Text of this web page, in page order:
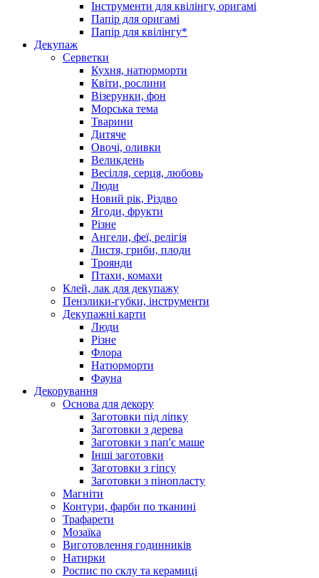
Інструменти для квілінгу, оригамі
Папір для оригамі
Папір для квілінгу*
Декупаж
Серветки
Кухня, натюрморти
Квіти, рослини
Візерунки, фон
Морська тема
Тварини
Дитяче
Овочі, оливки
Великдень
Весілля, серця, любовь
Люди
Новий рік, Різдво
Ягоди, фрукти
Різне
Ангели, феї, релігія
Листя, гриби, плоди
Троянди
Птахи, комахи
Клей, лак для декупажу
Пензлики-губки, інструменти
Декупажні карти
Люди
Різне
Флора
Натюрморти
Фауна
Декорування
Основа для декору
Заготовки під ліпку
Заготовки з дерева
Заготовки з пап'є маше
Інші заготовки
Заготовки з гіпсу
Заготовки з пінопласту
Магніти
Контури, фарби по тканині
Трафарети
Мозаїка
Виготовлення годинників
Натирки
Роспис по склу та керамиці